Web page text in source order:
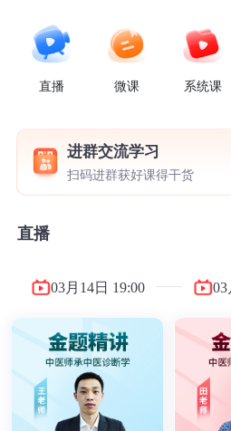
直播 微课 系统课
进群交流学习
扫码进群获好课得干货
直播
03月14日 19:00 03